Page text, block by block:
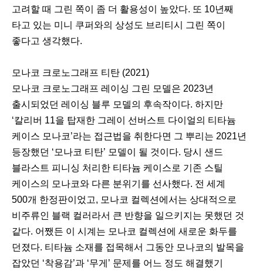
고려할 때 그린 쪽이 좀 더 활용성이 높았다. 또 10년째
타고 있는 미니 쿠퍼와의 상성도 브리티시 그린 쪽이
좋다고 생각했다.
모나코 크로노그래프 티탄 (2021)
모나코 크로노그래프 레이싱 그린 모델은 2023년
출시되었던 레이싱 블루 모델의 후속작이다. 하지만
‘칼리버 11을 탑재한 그레이 선버스트 다이얼의 티타늄
케이스 모나코’라는 접근법을 취한다면 그 뿌리는 2021년
등장했던 ‘모나코 티탄’ 모델이 될 것이다. 당시 샌드
블라스트 피니싱 처리한 티타늄 케이스로 기존 스틸
케이스의 모나코와 다른 분위기를 선사했다. 전 세계
500개 한정판이었고, 모나코 컬렉션에서는 상대적으로
비주류인 블랙 컬러라서 큰 반향을 일으키지는 못했던 것
같다. 어쨌든 이 시계는 모나코 컬렉션에 새로운 화두를
던졌다. 티타늄 소재를 접목해서 그동안 모나코의 발목을
잡았던 ‘착용감’과 ‘무게’ 문제를 어느 정도 해결했기